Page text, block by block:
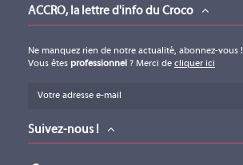
ACCRO, la lettre d'info du Croco
Ne manquez rien de notre actualité, abonnez-vous !
Vous êtes professionnel ? Merci de cliquer ici
Suivez-nous !